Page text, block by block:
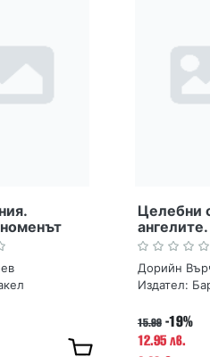
Целебни
послания
ден
Дорийн
Издател:
15.99 -19%
12.95 лв.